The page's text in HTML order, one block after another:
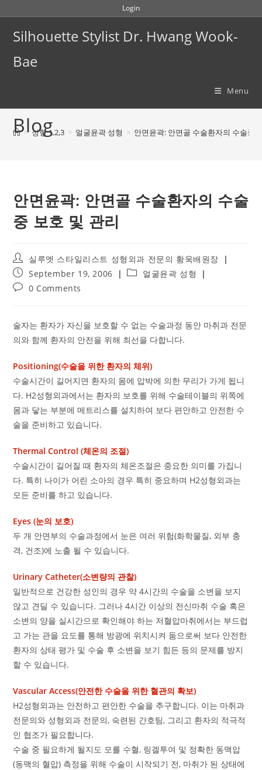
content
Login
Silhouette Stylist Dr. Hwang Wook-
Bae
Menu
Blog
> 성형 1,2,3 > 얼굴윤곽 성형 > 안면윤곽: 안면골 수술환자의 수술중
안면윤곽: 안면골 수술환자의 수술
중 보호 및 관리
Post
author:
실루엣 스타일리스트 성형외과 전문의 황욱배원장
Post
published:
September 19, 2006
Post얼굴윤곽 성형
Post0 Comments
술자는 환자가 자신을 보호할 수 없는 수술과정 동안 마취과 전문
의와 함께 환자의 안전을 위해 최선을 다합니다.
Positioning(수술을 위한 환자의 체위)
수술시간이 길어지면 환자의 몸에 압박에 의한 무리가 가게 됩니
다. H2성형외과에서는 환자의 보호를 위해 수술테이블의 위쪽에
몸과 닿는 부분에 메트리스를 설치하여 보다 편안하고 안전한 수
술을 준비하고 있습니다.
Thermal Control (체온의 조절)
수술시간이 길어질 때 환자의 체온조절은 중요한 의미를 가집니
다. 특히 나이가 어린 소아의 경우 특히 중요하며 H2성형외과는
모든 준비를 하고 있습니다.
Eyes (눈의 보호)
두 개 안면부의 수술과정에서 눈은 여러 위험(화학물질, 외부 충
격, 건조)에 노출 될 수 있습니다.
Urinary Catheter(소변량의 관찰)
일반적으로 건강한 성인의 경우 약 4시간의 수술을 소변을 보지
않고 견딜 수 있습니다. 그러나 4시간 이상의 전신마취 수술 혹은
소변의 양을 실시간으로 확인해야 하는 저혈압마취에서는 부드럽
고 가는 관을 요도를 통해 방광에 위치시켜 둠으로써 보다 안전한
환자의 상태 평가 및 수술 후 소변을 보기 힘든 등의 문제를 방지
할 수 있습니다.
Vascular Access(안전한 수술을 위한 혈관의 확보)
H2성형외과는 안전하고 편안한 수술을 추구합니다. 이는 마취과
전문의와 성형외과 전문의, 숙련된 간호팀, 그리고 환자의 적극적
인 협조가 필요합니다.
수술 중 필요하게 될지도 모를 수혈, 링겔투여 및 정확한 동맥압
(동맥의 혈압) 측정을 위해 수술이 시작되기 전, 마취가 된 상태에